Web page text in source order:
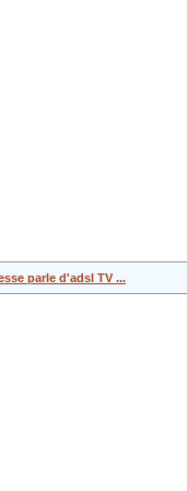
parle d'adsl TV ...